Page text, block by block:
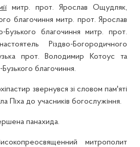
митр. прот. Ярослав Ощудляк,
благочиння митр. прот. Ярослав
Бузького благочиння митр. прот.
Різдво-Богородичного
прот. Володимир Котоус та
благочиння.
звернувся зі словом пам'яті
Піха до учасників богослужіння.
панахида.
митрополит